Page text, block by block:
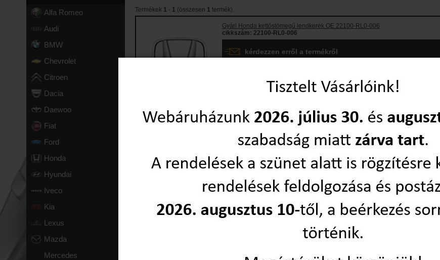
Alfa Romeo
Audi
BMW
Chevrolet
Citroen
Dacia
Daewoo
Fiat
Ford
Honda
Hyundai
Iveco
Kia
Lexus
Mazda
Mercedes
Termékek 1 - 1 (összesen 1 termék)
Gyári Honda kettőstömegű lendkerék OE 22100-RL0-006
cikkszám: 22100-RL0-006
kérdezzen erről a termékről
Termékek1 -1 (összesen 1termék)